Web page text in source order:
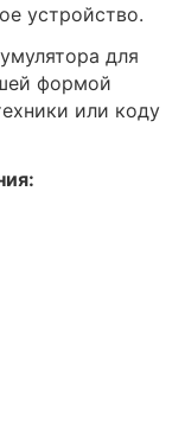
устройство.
для
формой
или коду